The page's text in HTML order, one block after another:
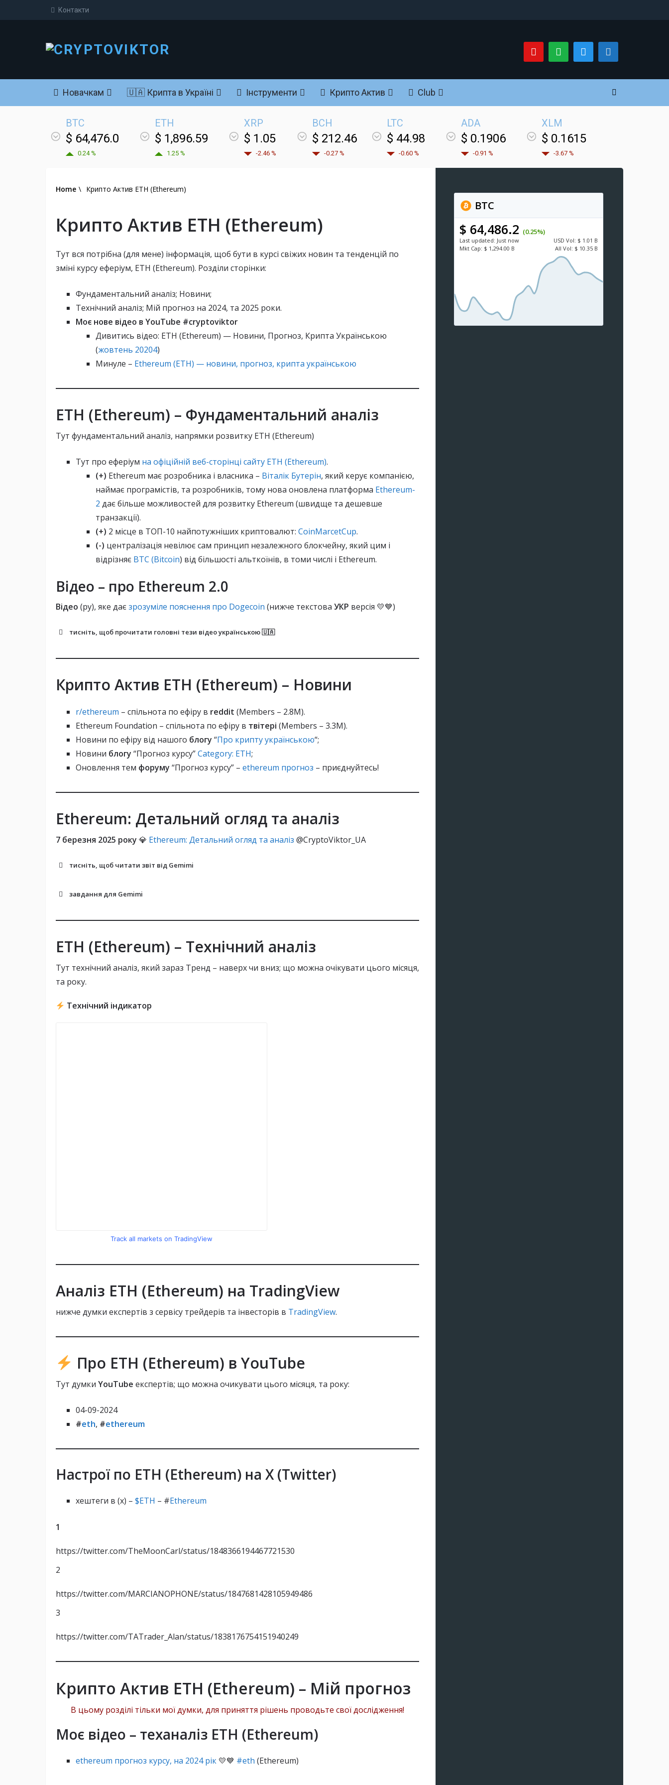
Контакти
Новачкам 🇺🇦 Крипта в Україні Інструменти Крипто Актив Club
BTC
$ 64,476.0
0.24 %
ETH
$ 1,896.59
1.25 %
XRP
$ 1.05
-2.46 %
BCH
$ 212.46
-0.27 %
LTC
$ 44.98
-0.60 %
ADA
$ 0.1906
-0.91 %
XLM
$ 0.1615
-3.67 %
Home \ Крипто Актив ETH (Ethereum)
Крипто Актив ETH (Ethereum)
Тут вся потрібна (для мене) інформація, щоб бути в курсі свіжих новин та тенденцій по
зміні курсу еферіум, ETH (Ethereum). Розділи сторінки:
Фундаментальний аналіз; Новини;
Технічний аналіз; Мій прогноз на 2024, та 2025 роки.
Моє нове відео в YouTube #cryptoviktor
Дивитись відео: ETH (Ethereum) — Новини, Прогноз, Крипта Українською
(жовтень 20204)
Минуле – Ethereum (ETH) — новини, прогноз, крипта українською
ETH (Ethereum) – Фундаментальний аналіз
Тут фундаментальний аналіз, напрямки розвитку ETH (Ethereum)
Тут про еферіум на офіційній веб-сторінці сайту ETH (Ethereum).
(+) Ethereum має розробника і власника – Віталік Бутерін, який керує компанією,
наймає програмістів, та розробників, тому нова оновлена платформа Ethereum-
2 дає більше можливостей для розвитку Ethereum (швидще та дешевше
транзакції).
(+) 2 місце в ТОП-10 найпотужніших криптовалют: CoinMarcetCup.
(-) централізація невілює сам принцип незалежного блокчейну, який цим і
відрізняє BTC (Bitcoin) від більшості альткоїнів, в томи числі і Ethereum.
Відео – про Ethereum 2.0
Відео (ру), яке даєзрозуміле пояснення про Dogecoin (нижче текстова УКР версія 💛💙)
тисніть, щоб прочитати головні тези відеоукраїнською 🇺🇦
Безпека:
Екологічність:
Beacon Chain:
Фаза 1 (Sharding):
Фаза 1.5 (Docking):
Фаза 2:
Крипто Актив ETH (Ethereum) – Новини
r/ethereum – спільнота по ефіру в reddit (Members – 2.8M).
Ethereum Foundation – спільнота по ефіру в твітері (Members – 3.3M).
Новини по ефіру від нашого блогу “Про крипту українською“;
Новини блогу “Прогноз курсу”Category: ETH;
Оновлення тем форуму “Прогноз курсу” – ethereum прогноз – приєднуйтесь!
Ethereum: Детальний огляд та аналіз
7 березня 2025 року 💎 Ethereum: Детальний огляд та аналіз @CryptoViktor_UA
тисніть, щоб читати звіт від Gemimi
Децентралізований стейкінг:
HashKey Global:
Стратегічний крипто-резерв:
Соціальний сентимент:
Зниження ринкової капіталізації:
завдання для Gemimi
ETH (Ethereum) – Технічний аналіз
Тут технічний аналіз, який зараз Тренд – наверх чи вниз; що можна очікувати цього місяця,
та року.
Технічний індикатор
Track all markets on TradingView
Аналіз ETH (Ethereum) на TradingView
нижче думки експертів з сервісу трейдерів та інвесторів в TradingView.
Про ETH (Ethereum) в YouTube
Тут думки YouTube експертів; що можна очикувати цього місяця, та року:
04-09-2024
#eth, #ethereum
Настрої по ETH (Ethereum) на X (Twitter)
хештеги в (х) – $ETH – #Ethereum
1
https://twitter.com/TheMoonCarl/status/1848366194467721530
2
https://twitter.com/MARCIANOPHONE/status/1847681428105949486
3
https://twitter.com/TATrader_Alan/status/1838176754151940249
Крипто Актив ETH (Ethereum) – Мій прогноз
В цьому розділі тільки мої думки, для приняття рішень проводьте свої дослідження!
Моє відео – теханаліз ETH (Ethereum)
ethereum прогноз курсу, на 2024 рік 💛💙 #eth (Ethereum)
BTC
$ 64,486.2 (0.25%)
Last updated: Just now USD Vol: $ 1.01 B
Mkt Cap: $ 1,294.00 B All Vol: $ 10.35 B